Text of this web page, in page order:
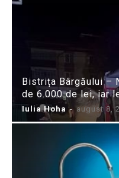
Bistrița Bârgăului –
de 6.000 de lei, iar
Iulia Hoha - august 8,